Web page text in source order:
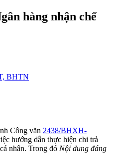
hàng nhận chế
BHTN
Công văn 2438/BHXH-
hướng dẫn thực hiện chi trả
nhân. Trong đó Nội dung đáng